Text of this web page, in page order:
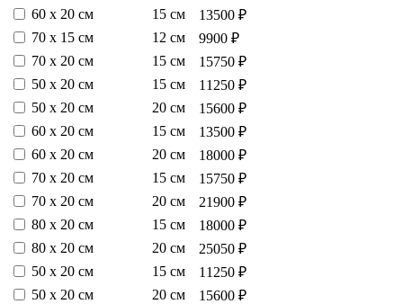
60 х 20 см
15 см
13500 ₽
70 х 15 см
12 см
9900 ₽
70 х 20 см
15 см
15750 ₽
50 х 20 см
15 см
11250 ₽
50 х 20 см
20 см
15600 ₽
60 х 20 см
15 см
13500 ₽
60 х 20 см
20 см
18000 ₽
70 х 20 см
15 см
15750 ₽
70 х 20 см
20 см
21900 ₽
80 х 20 см
15 см
18000 ₽
80 х 20 см
20 см
25050 ₽
50 х 20 см
15 см
11250 ₽
50 х 20 см
20 см
15600 ₽